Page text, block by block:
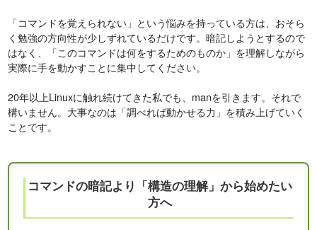
「コマンドを覚えられない」という悩みを持っている方は、おそら
く勉強の方向性が少しずれているだけです。暗記しようとするので
はなく、「このコマンドは何をするためのものか」を理解しながら
実際に手を動かすことに集中してください。
20年以上Linuxに触れ続けてきた私でも、manを引きます。それで
構いません。大事なのは「調べれば動かせる力」を積み上げていく
ことです。
コマンドの暗記より「構造の理解」から始めたい
方へ